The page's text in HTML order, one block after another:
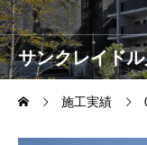
サンクレイド
施工実績